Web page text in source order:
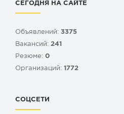
СЕГОДНЯ НА САЙТЕ
Объявлений: 3375
Вакансий: 241
Резюме: 0
Организаций: 1772
СОЦСЕТИ